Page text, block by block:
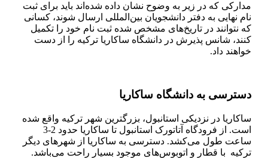
مدارکی که در زیر به وضوح نشان داده شده‌اند باید برای ثبت
نام نهایی به دفتر دانشجویان بین‌المللی ارسال شوند، کسانی
که نتوانند در تاریخ‌های مشخص شده ثبت نام خود را تکمیل
کنند، شانس پذیرش در دانشگاه ساکاریا ترکیه را از دست
خواهند داد.
دسترسی به دانشگاه ساکاریا
ساکاریا در نزدیکی استانبول، بزرگترین شهر ترکیه واقع شده
است. از فرودگاه آتاتورک استانبول تا ساکاریا حدود 2-3
ساعت طول می‌کشد. دسترسی به ساکاریا از شهرهای دیگر
ترکیه با قطار و اتوبوس‌های موجود بسیار راحت می‌باشد.